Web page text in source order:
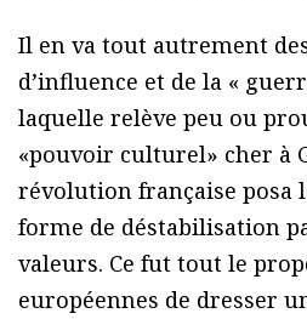
Il en va tout autrement
d’influence et de la «
laquelle relève peu ou
«pouvoir culturel» cher à
révolution française posa
forme de déstabilisation
valeurs. Ce fut tout le
européennes de dresser